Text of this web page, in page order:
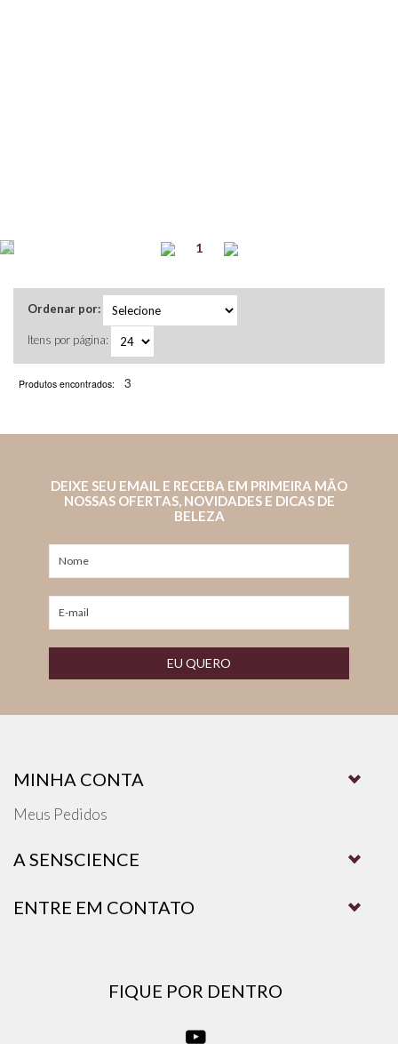
1
Ordenar por:
Itens por página:
Produtos encontrados: 3
DEIXE SEU EMAIL E RECEBA EM PRIMEIRA MÃO
NOSSAS OFERTAS, NOVIDADES E DICAS DE
BELEZA
EU QUERO
MINHA CONTA
Meus Pedidos
A SENSCIENCE
ENTRE EM CONTATO
FIQUE POR DENTRO